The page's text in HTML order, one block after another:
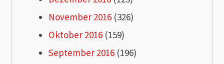
November 2016 (326)
Oktober 2016 (159)
September 2016 (196)